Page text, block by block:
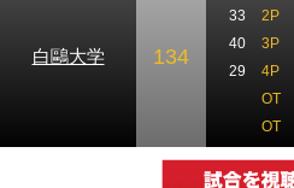
白鷗大学 134
33
2P
40
3P
29
4P
OT
OT